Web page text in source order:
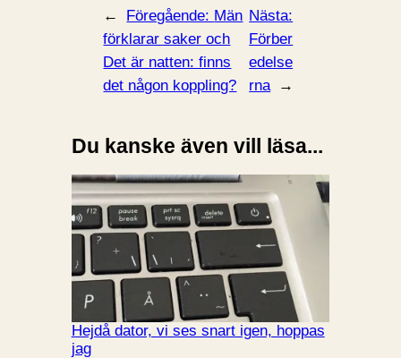
← Föregående: Män
förklarar saker och
Det är natten: finns
det någon koppling?
Nästa:
Förber
edelse
rna
→
Du kanske även vill läsa...
Hejdå dator, vi ses snart igen, hoppas
jag